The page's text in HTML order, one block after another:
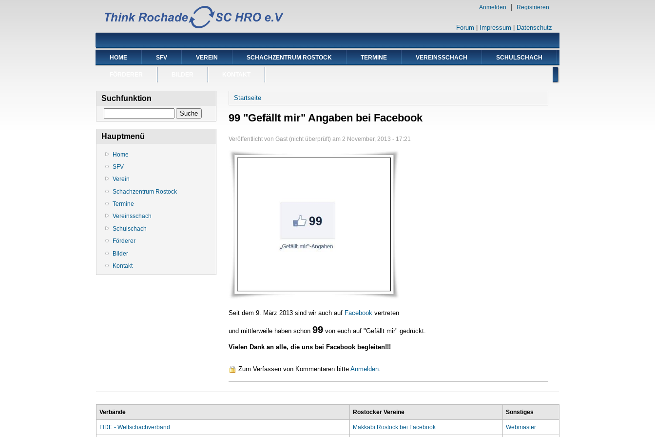
Forum Impressum Datenschutz
Anmelden Registrieren
HOME SFV VEREIN SCHACHZENTRUM ROSTOCK TERMINE VEREINSSCHACH SCHULSCHACH
Suchfunktion
Hauptmenü
Home
SFV
Verein
Schachzentrum Rostock
Termine
Vereinsschach
Schulschach
Förderer
Bilder
Kontakt
Sie sind hier
Startseite
99 "Gefällt mir" Angaben bei Facebook
Veröffentlicht von Gast (nicht überprüft) am 2 November, 2013 - 17:21
Seit dem 9. März 2013 sind wir auch auf Facebook vertreten
und mittlerweile haben schon 99 von euch auf "Gefällt mir" gedrückt.
Vielen Dank an alle, die uns bei Facebook begleiten!!!
Zum Verfassen von Kommentaren bitte Anmelden.
Verbände Rostocker Vereine Sonstiges
FIDE - Weltschachverband Makkabi Rostock bei Facebook Webmaster